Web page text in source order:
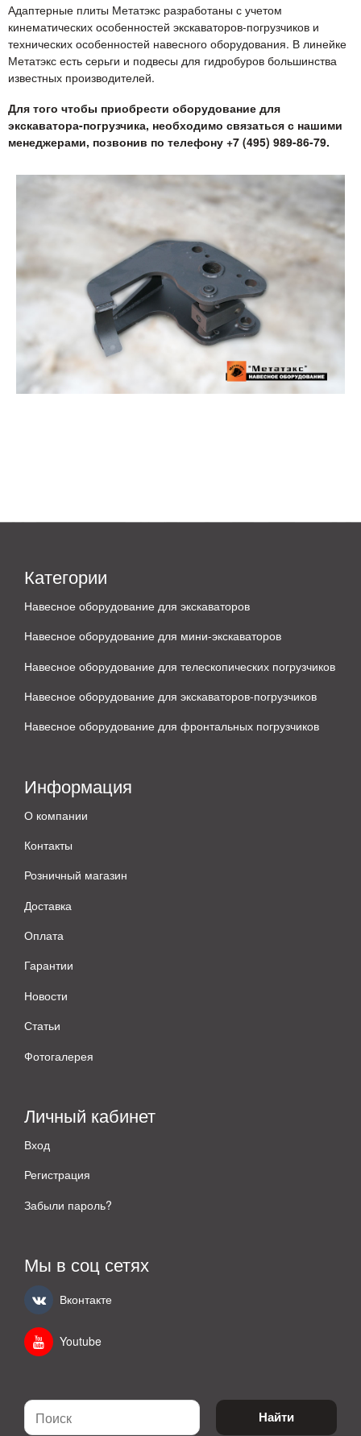
Адаптерные плиты Метатэкс разработаны с учетом
кинематических особенностей экскаваторов-погрузчиков и
технических особенностей навесного оборудования. В линейке
Метатэкс есть серьги и подвесы для гидробуров большинства
известных производителей.
Для того чтобы приобрести оборудование для
экскаватора-погрузчика, необходимо связаться с нашими
менеджерами, позвонив по телефону +7 (495) 989-86-79.
Категории
Навесное оборудование для экскаваторов
Навесное оборудование для мини-экскаваторов
Навесное оборудование для телескопических погрузчиков
Навесное оборудование для экскаваторов-погрузчиков
Навесное оборудование для фронтальных погрузчиков
Информация
О компании
Контакты
Розничный магазин
Доставка
Оплата
Гарантии
Новости
Статьи
Фотогалерея
Личный кабинет
Вход
Регистрация
Забыли пароль?
Мы в соц сетях
Вконтакте
Youtube
Найти